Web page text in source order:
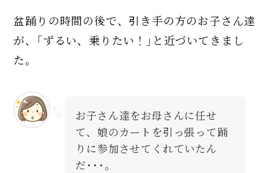
盆踊りの時間の後で、引き手の方のお子さん達
が、｢ずるい、乗りたい！｣と近づいてきまし
た。
お子さん達をお母さんに任せ
て、娘のカートを引っ張って踊
りに参加させてくれていたん
だ･･･。